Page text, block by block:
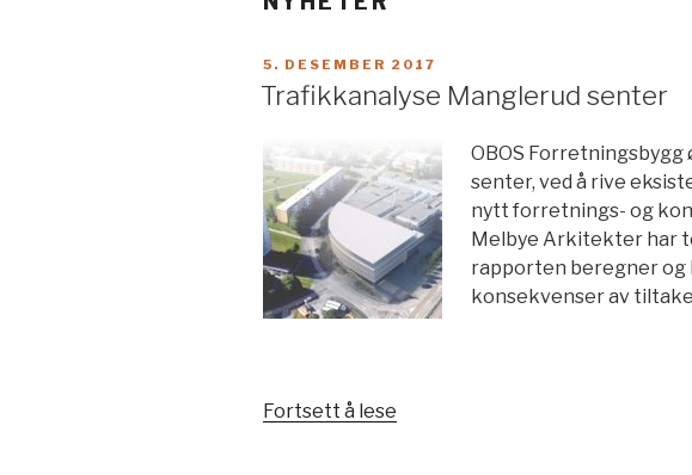
PUBLISERT
5. DESEMBER 2017
Trafikkanalyse Manglerud senter
OBOS Forretningsbygg
senter, ved å rive
nytt forretnings- og
Melbye Arkitekter har
rapporten beregner
konsekvenser av
Fortsett å lese